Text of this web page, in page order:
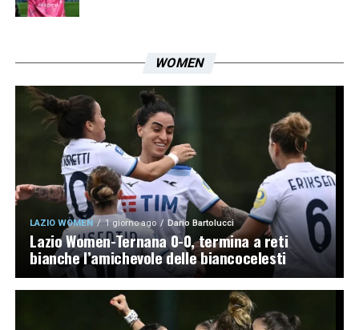
WOMEN
LAZIO WOMEN 1 giorno ago Dario Bartolucci
Lazio Women-Ternana 0-0, termina a reti
bianche l’amichevole delle biancocelesti